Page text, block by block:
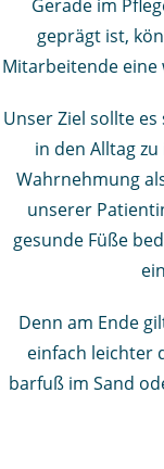
Gerade im
geprägt ist,
Mitarbeitende eine
Unser Ziel sollte
in den Alltag
Wahrnehmung
unserer
gesunde Füße
Denn am Ende
einfach leichter
barfuß im Sand